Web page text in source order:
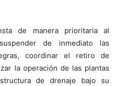
de manera prioritaria al
de inmediato las
coordinar el retiro de
la operación de las plantas
de drenaje bajo su